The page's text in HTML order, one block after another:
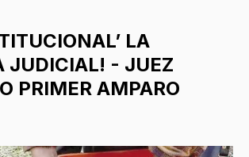
LA
JUDICIAL! - JUEZ
PRIMER AMPARO